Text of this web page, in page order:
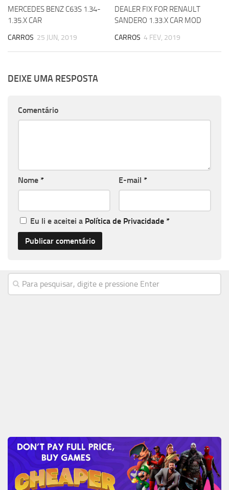
MERCEDES BENZ C63S 1.34-
1.35.X CAR
CARROS 25 JUN, 2019
DEALER FIX FOR RENAULT
SANDERO 1.33.X CAR MOD
CARROS 4 FEV, 2019
DEIXE UMA RESPOSTA
Comentário
Nome * E-mail *
Eu li e aceitei a Política de Privacidade *